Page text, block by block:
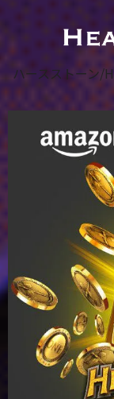
ハースストーン/